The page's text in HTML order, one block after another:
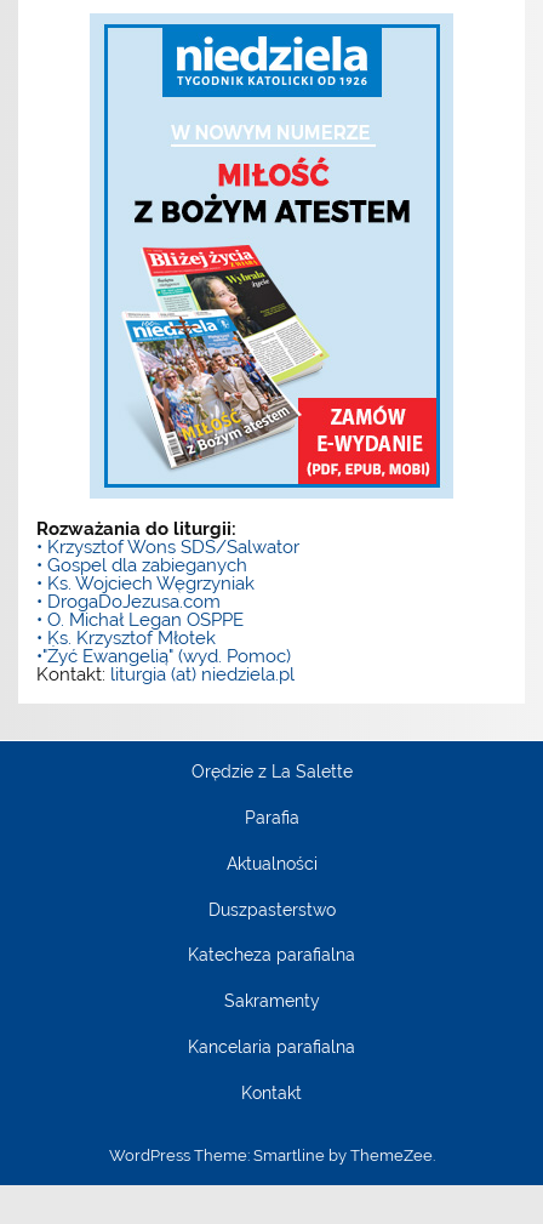
Rozważania do liturgii:
• Krzysztof Wons SDS/Salwator
• Gospel dla zabieganych
• Ks. Wojciech Węgrzyniak
• DrogaDoJezusa.com
• O. Michał Legan OSPPE
• Ks. Krzysztof Młotek
•"Żyć Ewangelią" (wyd. Pomoc)
Kontakt: liturgia (at) niedziela.pl
Orędzie z La Salette
Parafia
Aktualności
Duszpasterstwo
Katecheza parafialna
Sakramenty
Kancelaria parafialna
Kontakt
WordPress Theme: Smartline by ThemeZee.